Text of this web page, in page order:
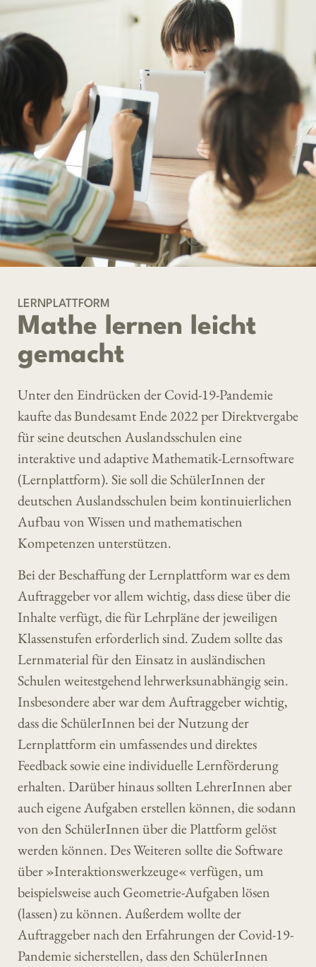
LERNPLATTFORM
Mathe lernen leicht
gemacht
Unter den Eindrücken der Covid-19-Pandemie
kaufte das Bundesamt Ende 2022 per Direktvergabe
für seine deutschen Auslandsschulen eine
interaktive und adaptive Mathematik-Lernsoftware
(Lernplattform). Sie soll die SchülerInnen der
deutschen Auslandsschulen beim kontinuierlichen
Aufbau von Wissen und mathematischen
Kompetenzen unterstützen.
Bei der Beschaffung der Lernplattform war es dem
Auftraggeber vor allem wichtig, dass diese über die
Inhalte verfügt, die für Lehrpläne der jeweiligen
Klassenstufen erforderlich sind. Zudem sollte das
Lernmaterial für den Einsatz in ausländischen
Schulen weitestgehend lehrwerksunabhängig sein.
Insbesondere aber war dem Auftraggeber wichtig,
dass die SchülerInnen bei der Nutzung der
Lernplattform ein umfassendes und direktes
Feedback sowie eine individuelle Lernförderung
erhalten. Darüber hinaus sollten LehrerInnen aber
auch eigene Aufgaben erstellen können, die sodann
von den SchülerInnen über die Plattform gelöst
werden können. Des Weiteren sollte die Software
über »Interaktionswerkzeuge« verfügen, um
beispielsweise auch Geometrie-Aufgaben lösen
(lassen) zu können. Außerdem wollte der
Auftraggeber nach den Erfahrungen der Covid-19-
Pandemie sicherstellen, dass den SchülerInnen